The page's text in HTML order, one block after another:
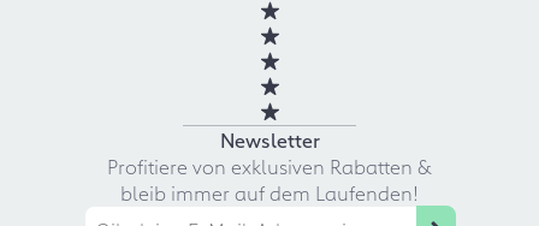
Newsletter
Profitiere von exklusiven Rabatten &
bleib immer auf dem Laufenden!